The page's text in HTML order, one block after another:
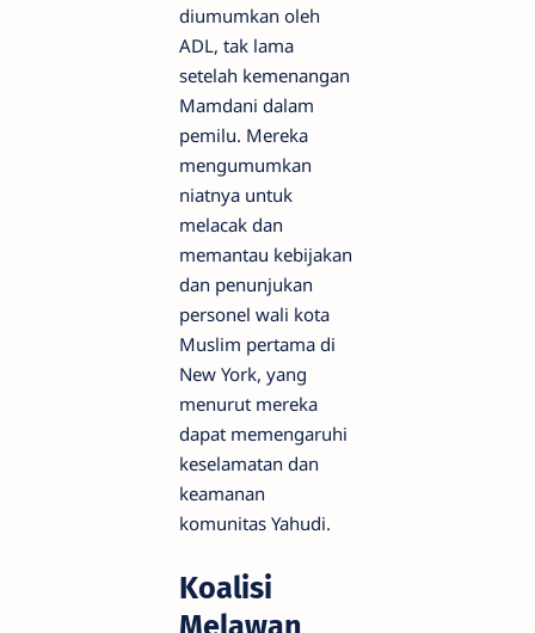
diumumkan oleh
ADL, tak lama
setelah kemenangan
Mamdani dalam
pemilu. Mereka
mengumumkan
niatnya untuk
melacak dan
memantau kebijakan
dan penunjukan
personel wali kota
Muslim pertama di
New York, yang
menurut mereka
dapat memengaruhi
keselamatan dan
keamanan
komunitas Yahudi.
Koalisi